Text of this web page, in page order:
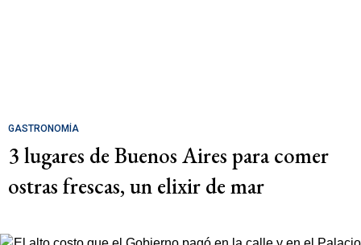
GASTRONOMÍA
3 lugares de Buenos Aires para comer
ostras frescas, un elixir de mar